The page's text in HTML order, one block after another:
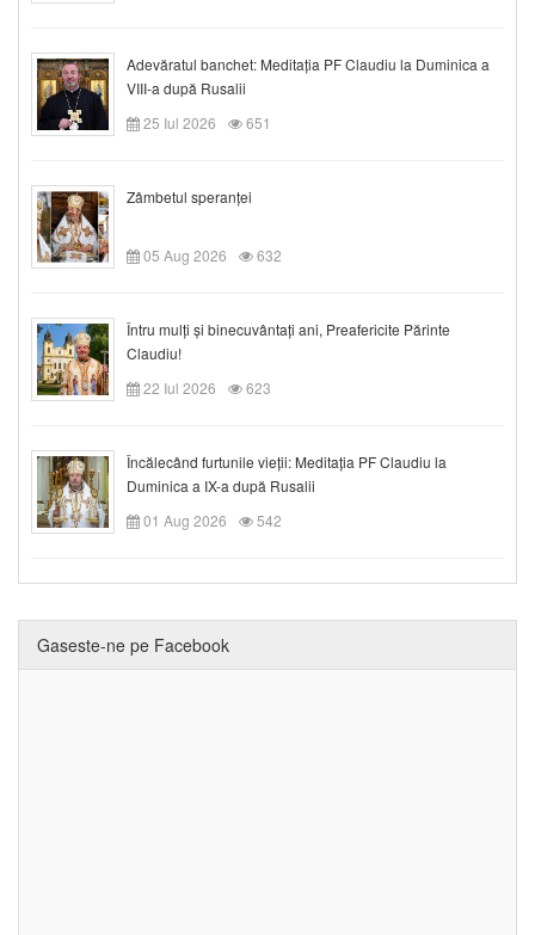
Adevăratul banchet: Meditația PF Claudiu la Duminica a
VIII-a după Rusalii
25 Iul 2026
651
Zâmbetul speranței
05 Aug 2026 632
Întru mulți și binecuvântați ani, Preafericite Părinte
Claudiu!
22 Iul 2026
623
Încălecând furtunile vieții: Meditația PF Claudiu la
Duminica a IX-a după Rusalii
01 Aug 2026
542
Gaseste-ne pe Facebook